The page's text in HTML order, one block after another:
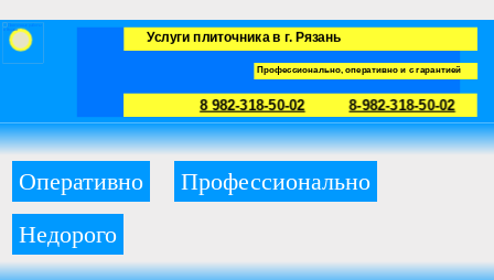
Услуги плиточника в г. Рязань
Профессионально, оперативно и с гарантией
8 982-318-50-02 8-982-318-50-02
Оперативно
Профессионально
Недорого